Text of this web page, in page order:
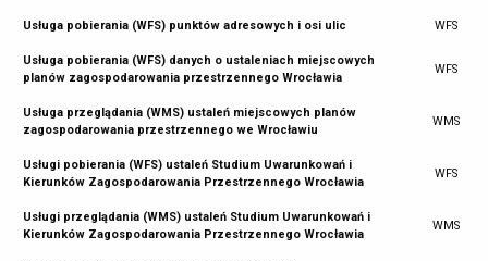
Usługa pobierania (WFS) punktów adresowych i osi ulic WFS
Usługa pobierania (WFS) danych o ustaleniach miejscowych
planów zagospodarowania przestrzennego Wrocławia
WFS
Usługa przeglądania (WMS) ustaleń miejscowych planów
zagospodarowania przestrzennego we Wrocławiu
WMS
Usługi pobierania (WFS) ustaleń Studium Uwarunkowań i
Kierunków Zagospodarowania Przestrzennego Wrocławia
WFS
Usługi przeglądania (WMS) ustaleń Studium Uwarunkowań i
Kierunków Zagospodarowania Przestrzennego Wrocławia
WMS